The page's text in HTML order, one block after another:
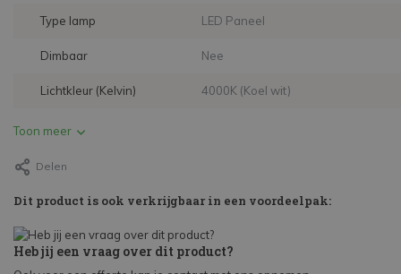
Type lamp LED Paneel
Dimbaar Nee
Lichtkleur (Kelvin) 4000K (Koel wit)
Toon meer
Delen
Dit product is ook verkrijgbaar in een voordeelpak:
Heb jij een vraag over dit product?